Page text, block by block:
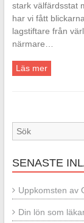
stark välfärdsstat
har vi fått
lagstiftare från
närmare…
Läs mer
SENASTE
Uppkomsten av
Din lön som